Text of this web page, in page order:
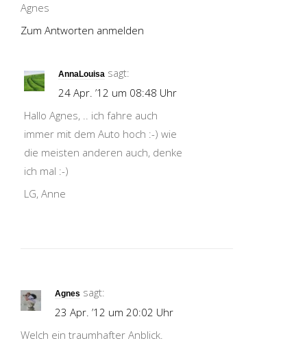
Agnes
Zum Antworten anmelden
AnnaLouisa sagt:
24 Apr. ’12 um 08:48 Uhr
Hallo Agnes, .. ich fahre auch
immer mit dem Auto hoch :-) wie
die meisten anderen auch, denke
ich mal :-)
LG, Anne
Agnes sagt:
23 Apr. ’12 um 20:02 Uhr
Welch ein traumhafter Anblick.